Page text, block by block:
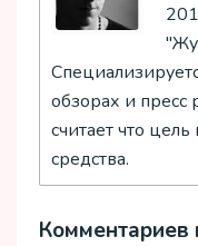
обзорах и пресс
считает что
средства.
Комментариев